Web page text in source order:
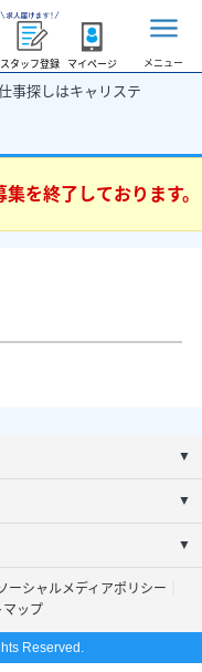
スタッフ登録 マイページ メニュー
事探しはキャリステ
を終了しております。
▼
▼
▼
ーシャルメディアポリシー
マップ
Reserved.